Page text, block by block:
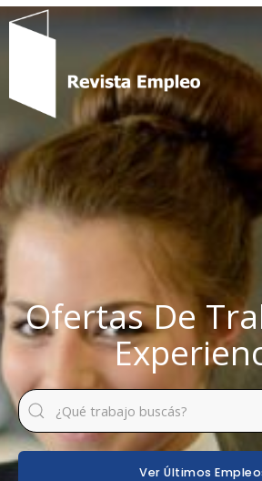
Ir
Ofertas De
Ver Últimos